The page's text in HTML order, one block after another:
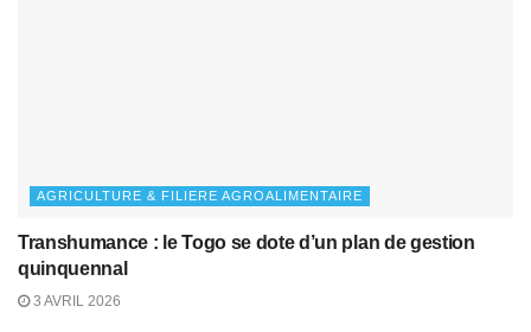
AGRICULTURE & FILIERE AGROALIMENTAIRE
Transhumance : le Togo se dote d’un plan de gestion
quinquennal
3 AVRIL 2026